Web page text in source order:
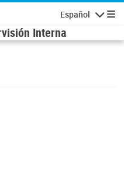
Español
Interna